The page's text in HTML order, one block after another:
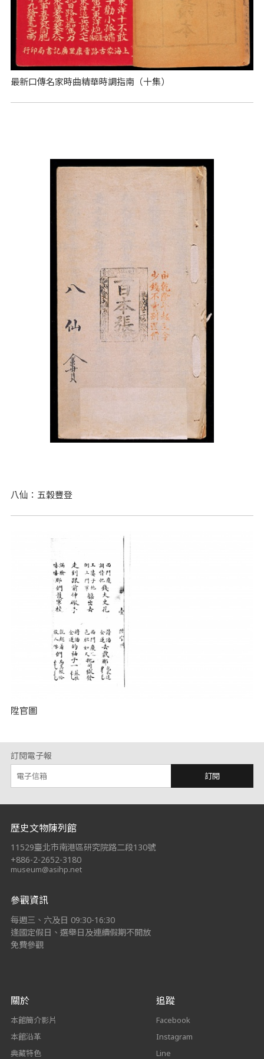
最新口傳名家時曲精華時調指南（十集）
八仙：五穀豐登
陞官圖
訂閱電子報
訂閱
:::
歷史文物陳列館
11529臺北市南港區研究院路二段130號
+886-2-2652-3180
museum@asihp.net
參觀資訊
每週三、六及日 09:30-16:30
逢國定假日、選舉日及連續假期不開放
免費參觀
關於
本館簡介影片
本館沿革
典藏特色
追蹤
Facebook
Instagram
Line